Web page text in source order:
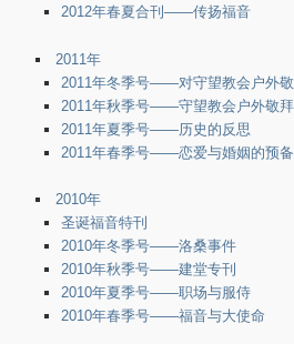
2012年春夏合刊——传扬福音
2011年
2011年冬季号——对守望教会户外
2011年秋季号——守望教会户外敬拜
2011年夏季号——历史的反思
2011年春季号——恋爱与婚姻的预备
2010年
圣诞福音特刊
2010年冬季号——洛桑事件
2010年秋季号——建堂专刊
2010年夏季号——职场与服侍
2010年春季号——福音与大使命